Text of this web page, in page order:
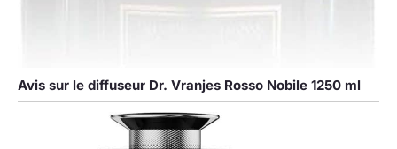
Avis sur le diffuseur Dr. Vranjes Rosso Nobile 1250 ml